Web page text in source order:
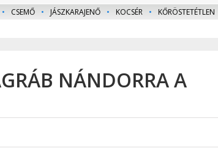
• CSEMŐ • JÁSZKARAJENŐ • KOCSÉR • KŐRÖSTETÉTLEN
NÁNDORRA A